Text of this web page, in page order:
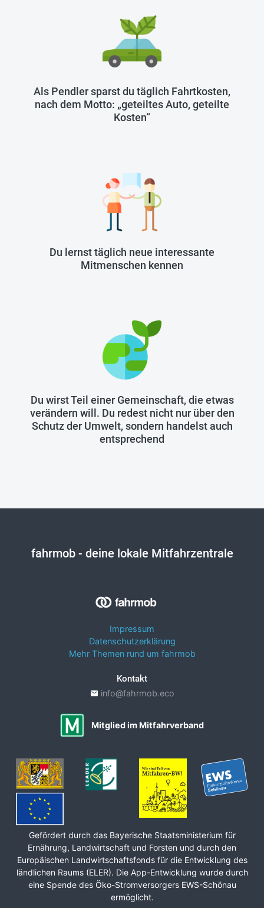
Als Pendler sparst du täglich Fahrtkosten,
nach dem Motto: „geteiltes Auto, geteilte
Kosten“
Du lernst täglich neue interessante
Mitmenschen kennen
Du wirst Teil einer Gemeinschaft, die etwas
verändern will. Du redest nicht nur über den
Schutz der Umwelt, sondern handelst auch
entsprechend
fahrmob- deine lokale Mitfahrzentrale
Impressum
Datenschutzerklärung
Mehr Themen rund um fahrmob
Kontakt
info@fahrmob.eco
Mitglied im Mitfahrverband
Gefördert durch das Bayerische Staats­ministerium für
Ernährung, Land­wirt­schaft und Forsten und durch den
Europäischen Land­wirt­schafts­fonds für die Ent­wicklung des
ländlichen Raums (ELER). Die App-Entwicklung wurde durch
eine Spende des Öko-Stromversorgers EWS-Schönau
ermöglicht.